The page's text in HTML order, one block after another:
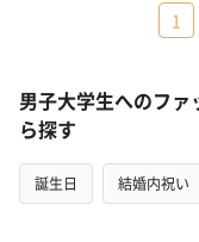
1
男子大学生へのフ
ら探す
誕生日 結婚内祝い